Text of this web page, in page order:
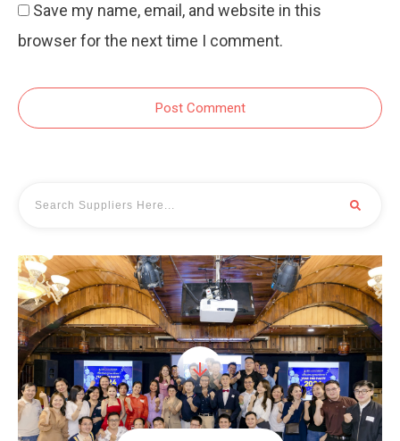
Save my name, email, and website in this
browser for the next time I comment.
Post Comment